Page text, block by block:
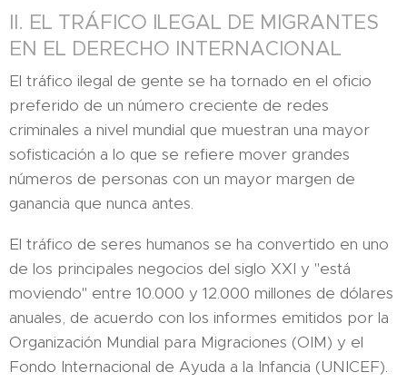
II. EL TRÁFICO ILEGAL DE MIGRANTES
EN EL DERECHO INTERNACIONAL
El tráfico ilegal de gente se ha tornado en el oficio
preferido de un número creciente de redes
criminales a nivel mundial que muestran una mayor
sofisticación a lo que se refiere mover grandes
números de personas con un mayor margen de
ganancia que nunca antes.
El tráfico de seres humanos se ha convertido en uno
de los principales negocios del siglo XXI y "está
moviendo" entre 10.000 y 12.000 millones de dólares
anuales, de acuerdo con los informes emitidos por la
Organización Mundial para Migraciones (OIM) y el
Fondo Internacional de Ayuda a la Infancia (UNICEF).